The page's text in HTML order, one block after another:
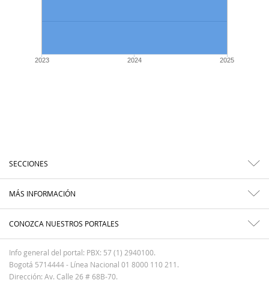
2023 2024 2025
SECCIONES
MÁS INFORMACIÓN
CONOZCA NUESTROS PORTALES
Info general del portal: PBX: 57 (1) 2940100.
Bogotá 5714444 - Línea Nacional 01 8000 110 211.
Dirección: Av. Calle 26 # 68B-70.